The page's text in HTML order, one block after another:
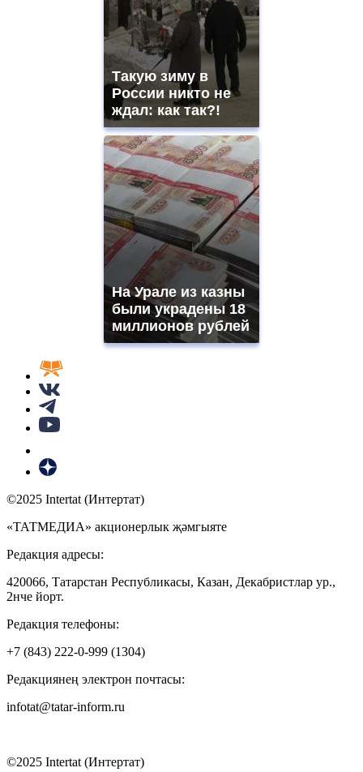
Такую зиму в
России никто не
ждал: как так?!
На Урале из казны
были украдены 18
миллионов рублей
©2025 Intertat (Интертат)
«ТАТМЕДИА» акционерлык җәмгыяте
Редакция адресы:
420066, Татарстан Республикасы, Казан, Декабристлар ур.,
2нче йорт.
Редакция телефоны:
+7 (843) 222-0-999 (1304)
Редакциянең электрон почтасы:
infotat@tatar-inform.ru
©2025 Intertat (Интертат)